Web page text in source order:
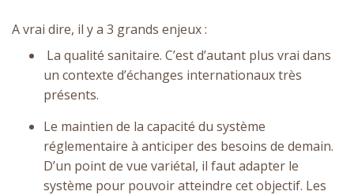
A vrai dire, il y a 3 grands enjeux :
La qualité sanitaire. C’est d’autant plus vrai dans
un contexte d’échanges internationaux très
présents.
Le maintien de la capacité du système
réglementaire à anticiper des besoins de demain.
D’un point de vue variétal, il faut adapter le
système pour pouvoir atteindre cet objectif. Les